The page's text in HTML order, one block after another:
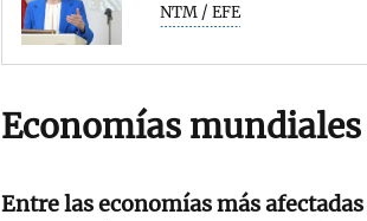
NTM / EFE
Economías mundiales
Entre las economías más afectadas